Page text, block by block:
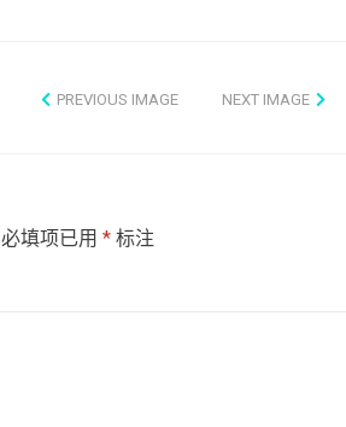
PREVIOUS IMAGE NEXT IMAGE
必填项已用 * 标注